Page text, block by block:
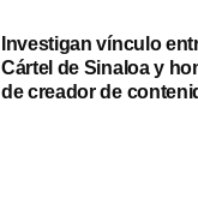
Investigan vínculo
Cártel de Sinaloa y
de creador de